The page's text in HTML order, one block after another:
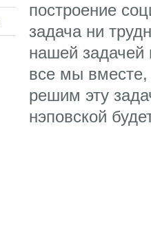
построение
задача ни
нашей задачей
все мы вместе,
решим эту
нэповской